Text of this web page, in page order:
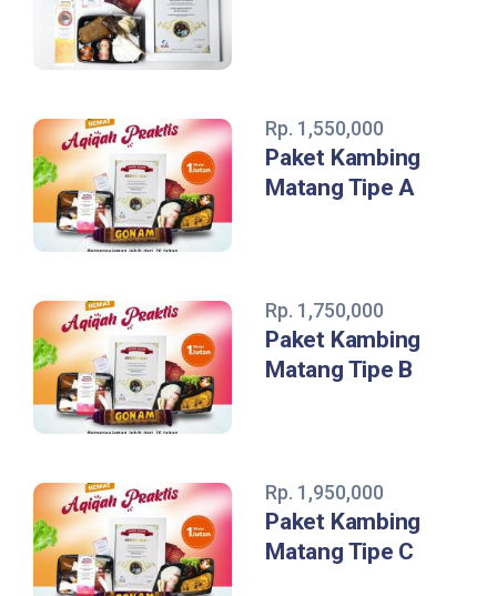
Rp. 1,550,000
Paket Kambing
Matang Tipe A
Rp. 1,750,000
Paket Kambing
Matang Tipe B
Rp. 1,950,000
Paket Kambing
Matang Tipe C